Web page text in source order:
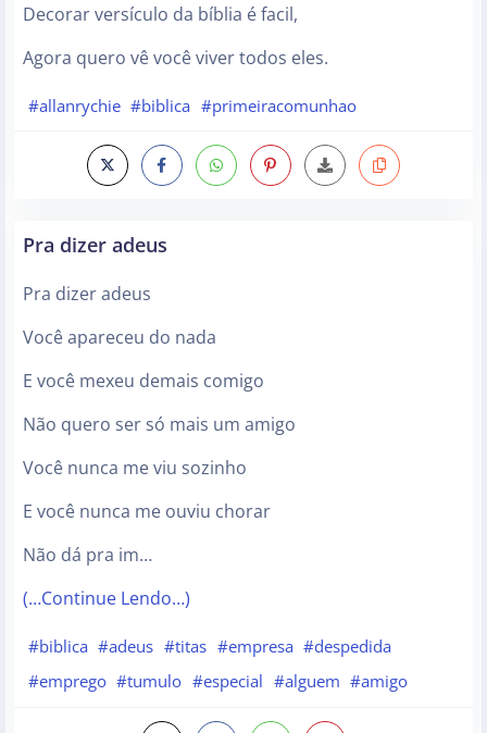
Decorar versículo da bíblia é facil,
Agora quero vê você viver todos eles.
#allanrychie #biblica #primeiracomunhao
Pra dizer adeus
Pra dizer adeus
Você apareceu do nada
E você mexeu demais comigo
Não quero ser só mais um amigo
Você nunca me viu sozinho
E você nunca me ouviu chorar
Não dá pra im…
(…Continue Lendo…)
#biblica #adeus #titas #empresa #despedida
#emprego #tumulo #especial #alguem #amigo